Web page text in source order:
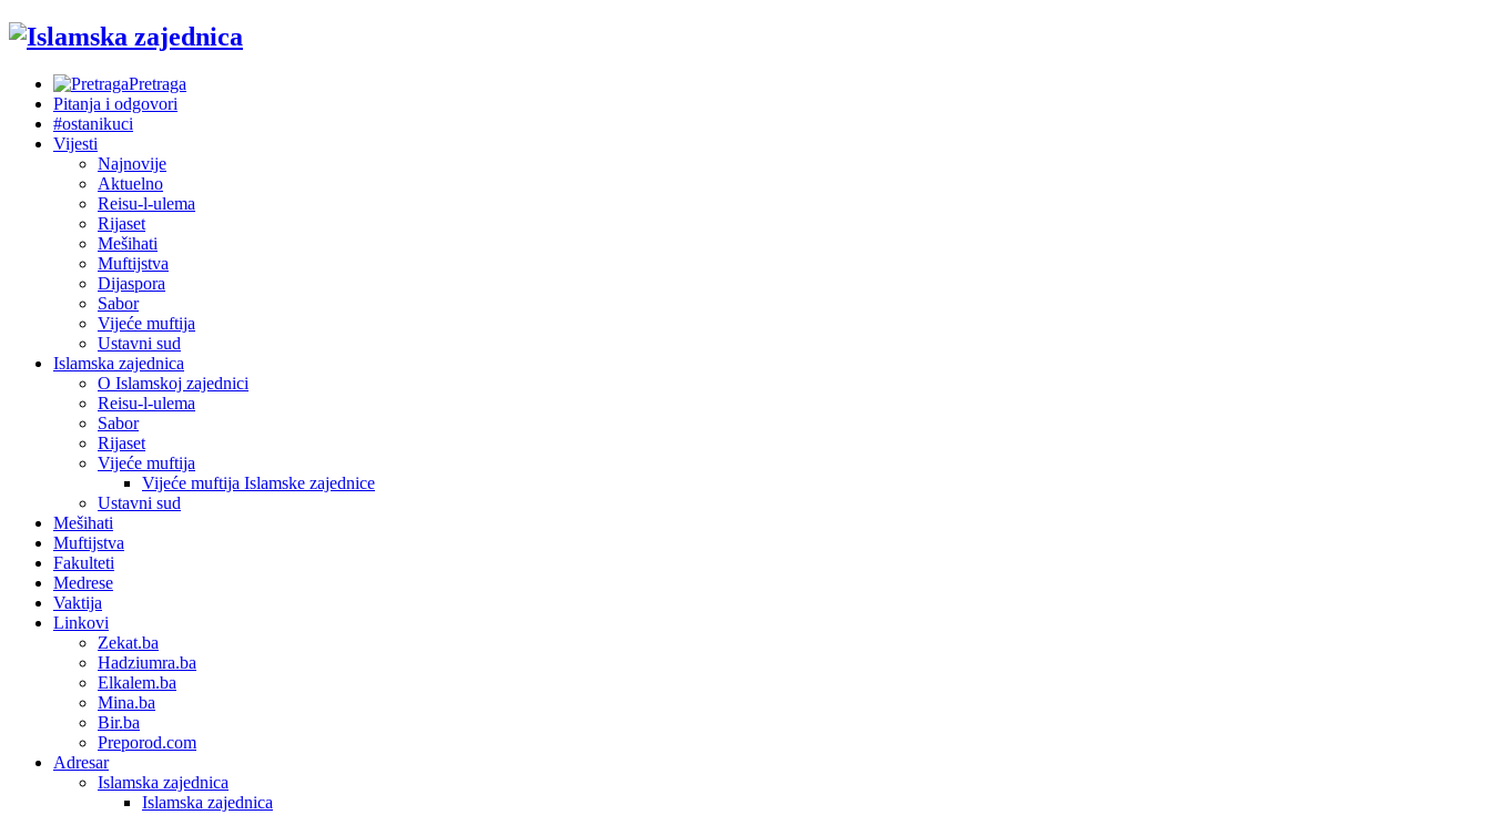
Pretraga
Pitanja i odgovori
#ostanikuci
Vijesti
Najnovije
Aktuelno
Reisu-l-ulema
Rijaset
Mešihati
Muftijstva
Dijaspora
Sabor
Vijeće muftija
Ustavni sud
Islamska zajednica
O Islamskoj zajednici
Reisu-l-ulema
Sabor
Rijaset
Vijeće muftija
Vijeće muftija Islamske zajednice
Ustavni sud
Mešihati
Muftijstva
Fakulteti
Medrese
Vaktija
Linkovi
Zekat.ba
Hadziumra.ba
Elkalem.ba
Mina.ba
Bir.ba
Preporod.com
Adresar
Islamska zajednica
Islamska zajednica